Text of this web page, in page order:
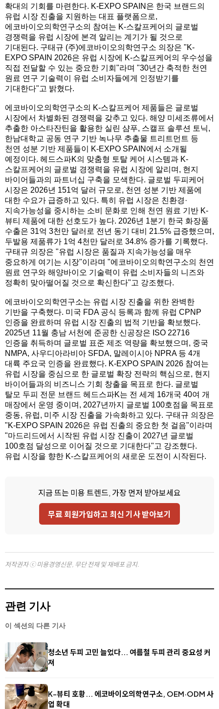
확대의 기회를 마련한다. K-EXPO SPAIN은 한국 브랜드의
유럽 시장 진출을 지원하는 대표 플랫폼으로,
에코바이오의학연구소의 참여는 K-스칼프케어의 글로벌
경쟁력을 유럽 시장에 본격 알리는 계기가 될 것으로
기대된다. 구태규 (주)에코바이오의학연구소 의장은 "K-
EXPO SPAIN 2026은 유럽 시장에 K-스칼프케어의 우수성을
직접 전달할 수 있는 중요한 기회"라며 "30년간 축적한 천연
원료 연구 기술력이 유럽 소비자들에게 인정받기를
기대한다"고 밝혔다.
에코바이오의학연구소의 K-스칼프케어 제품들은 글로벌
시장에서 차별화된 경쟁력을 갖추고 있다. 해양 미세조류에서
추출한 아스타잔틴을 활용한 실린 샴푸, 스캘프 솔루션 토닉,
한남대학교 공동 연구 기반 녹나무 추출물 트리트먼트 등
천연 성분 기반 제품들이 K-EXPO SPAIN에서 소개될
예정이다. 헤드스파K의 맞춤형 토탈 케어 시스템과 K-
스칼프케어의 글로벌 경쟁력을 유럽 시장에 알리며, 현지
바이어들과의 파트너십 구축을 모색한다. 글로벌 두피케어
시장은 2026년 151억 달러 규모로, 천연 성분 기반 제품에
대한 수요가 급증하고 있다. 특히 유럽 시장은 친환경·
지속가능성을 중시하는 소비 문화로 인해 천연 원료 기반 K-
뷰티 제품에 대한 선호도가 높다. 2026년 1분기 한국 화장품
수출은 31억 3천만 달러로 전년 동기 대비 21.5% 급증했으며,
두발용 제품류가 1억 4천만 달러로 34.8% 증가를 기록했다.
구태규 의장은 "유럽 시장은 품질과 지속가능성을 매우
중요하게 여기는 시장"이라며 "에코바이오의학연구소의 천연
원료 연구와 해양바이오 기술력이 유럽 소비자들의 니즈와
정확히 맞아떨어질 것으로 확신한다"고 강조했다.
에코바이오의학연구소는 유럽 시장 진출을 위한 완벽한
기반을 구축했다. 미국 FDA 공식 등록과 함께 유럽 CPNP
인증을 완료하며 유럽 시장 진출의 법적 기반을 확보했다.
2025년 11월 충남 서천에 준공한 신공장은 ISO 22716
인증을 취득하며 글로벌 표준 제조 역량을 확보했으며, 중국
NMPA, 사우디아라비아 SFDA, 말레이시아 NPRA 등 4개
대륙 주요국 인증을 완료했다. K-EXPO SPAIN 2026 참여는
유럽 시장을 중심으로 한 글로벌 확장 전략의 핵심으로, 현지
바이어들과의 비즈니스 기회 창출을 목표로 한다. 글로벌
탈모 두피 전문 브랜드 헤드스파K는 전 세계 16개국 40여 개
매장에서 운영 중이며, 2027년까지 글로벌 100호점을 목표로
중동, 유럽, 미주 시장 진출을 가속화하고 있다. 구태규 의장은
"K-EXPO SPAIN 2026은 유럽 진출의 중요한 첫 걸음"이라며
"마드리드에서 시작된 유럽 시장 진출이 2027년 글로벌
100호점 달성으로 이어질 것으로 기대한다"고 강조했다.
유럽 시장을 향한 K-스칼프케어의 새로운 도전이 시작된다.
지금 뜨는 미용 트렌드, 가장 먼저 받아보세요
무료 회원가입하고 최신 기사 받아보기
저작권자 ⓒ 미용경영신문, 무단 전재 및 재배포 금지.
관련 기사
이 섹션의 다른 기사
청소년 두피 고민 늘었다... 여름철 두피 관리 중요성 커
져
K-뷰티 호황... 에코바이오의학연구소, OEM·ODM 사
업 확대